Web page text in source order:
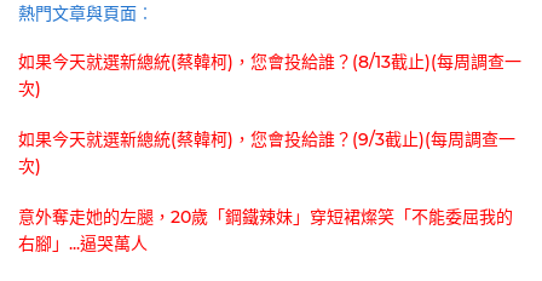
熱門文章與頁面︰
如果今天就選新總統(蔡韓柯)，您會投給誰？(8/13截止)(每周調查一
次)
如果今天就選新總統(蔡韓柯)，您會投給誰？(9/3截止)(每周調查一
次)
意外奪走她的左腿，20歲「鋼鐵辣妹」穿短裙燦笑「不能委屈我的
右腳」...逼哭萬人